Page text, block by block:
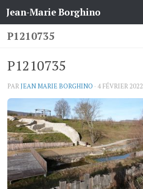
Skip to content
Jean-Marie Borghino
P1210735
P1210735
PARJEAN MARIE BORGHINO · 4 FÉVRIER 2022